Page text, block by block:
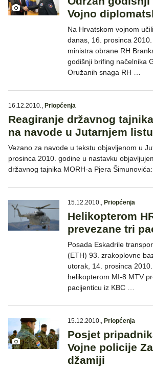
Vojno
Na Hrvatskom vojnom
danas, 16. prosinca
ministra obrane RH
godišnji brifing načelnika
Oružanih snaga RH …
16.12.2010., Priopćenja
Reagiranje državnog
na navode u Jutarnjem listu
Vezano za navode u tekstu objavljenom u
prosinca 2010. godine u nastavku
državnog tajnika MORH-a Pjera Šimunovića:
15.12.2010., Priopćenja
Helikopterom
prevezane tri
Posada Eskadrile
(ETH) 93. zrakoplovne
utorak, 14. prosinca
helikopterom MI-8 MTV
pacijenticu iz KBC …
15.12.2010., Priopćenja
Posjet
Vojne policije
džamiji